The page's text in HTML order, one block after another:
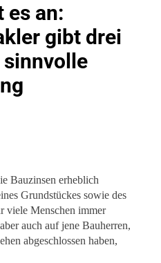
es an:
gibt drei
Bauzinsen erheblich
Grundstückes sowie des
viele Menschen immer
auch auf jene Bauherren,
abgeschlossen haben,